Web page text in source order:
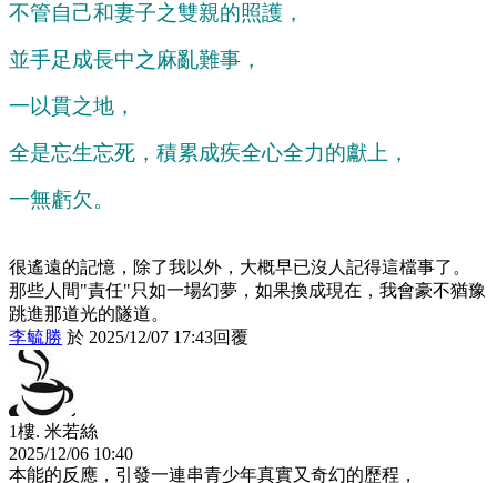
不管自己和妻子之雙親的照護，
並手足成長中之麻亂難事，
一以貫之地，
全是忘生忘死，積累成疾全心全力的獻上，
一無虧欠。
很遙遠的記憶，除了我以外，大概早已沒人記得這檔事了。
那些人間"責任"只如一場幻夢，如果換成現在，我會豪不猶豫
跳進那道光的隧道。
李毓勝 於 2025/12/07 17:43回覆
1樓. 米若絲
2025/12/06 10:40
本能的反應，引發一連串青少年真實又奇幻的歷程，